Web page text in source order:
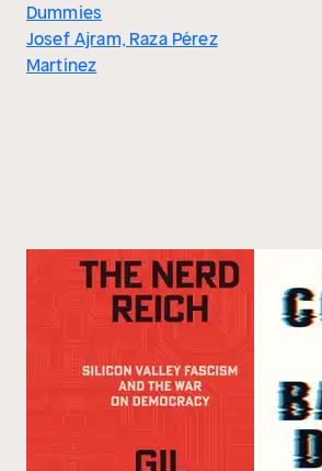
Dummies
Josef Ajram, Raza Pérez
Martínez